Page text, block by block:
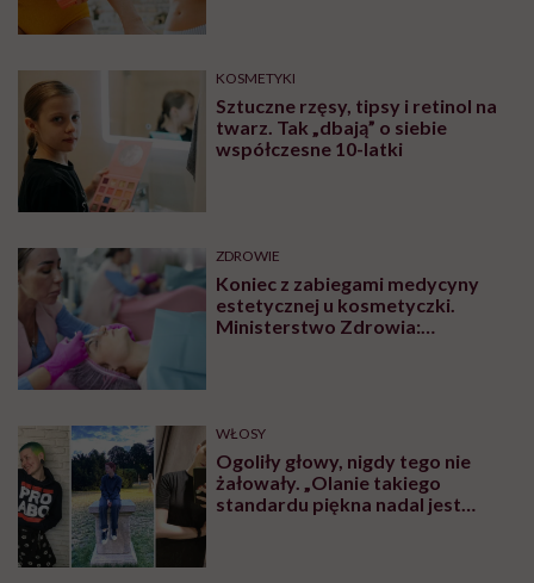
KOSMETYKI
Sztuczne rzęsy, tipsy i retinol na
twarz. Tak „dbają” o siebie
współczesne 10-latki
ZDROWIE
Koniec z zabiegami medycyny
estetycznej u kosmetyczki.
Ministerstwo Zdrowia:
WŁOSY
Ogoliły głowy, nigdy tego nie
żałowały. „Olanie takiego
standardu piękna nadal jest